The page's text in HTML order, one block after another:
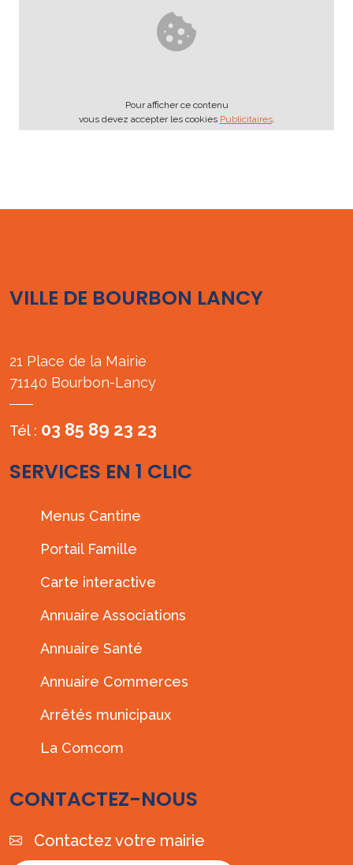
Pour afficher ce contenu
vous devez accepter les cookies Publicitaires.
VILLE DE BOURBON LANCY
21 Place de la Mairie
71140 Bourbon-Lancy
Tél : 03 85 89 23 23
SERVICES EN 1 CLIC
Menus Cantine
Portail Famille
Carte interactive
Annuaire Associations
Annuaire Santé
Annuaire Commerces
Arrêtés municipaux
La Comcom
CONTACTEZ-NOUS
Contactez votre mairie